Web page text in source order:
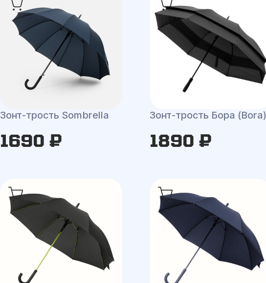
Зонт-трость Sombrella
1690 ₽
Зонт-трость Бора (Bora)
1890 ₽